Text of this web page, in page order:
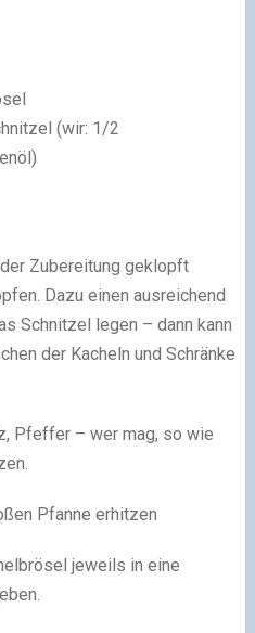
(wir: 1/2
Zubereitung geklopft
Dazu einen ausreichend
Schnitzel legen – dann kann
der Kacheln und Schränke
Pfeffer – wer mag, so wie
Pfanne erhitzen
jeweils in eine